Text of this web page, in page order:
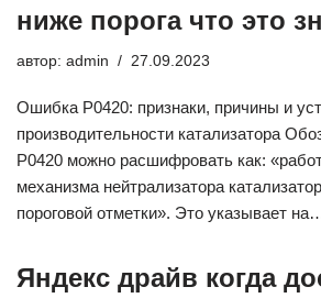
ниже порога что это
автор: admin 27.09.2023
Ошибка P0420: признаки, причины и
производительности катализатора
P0420 можно расшифровать как:
механизма нейтрализатора
пороговой отметки». Это указывает
Яндекс драйв когда